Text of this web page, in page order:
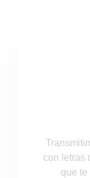
con letras
que